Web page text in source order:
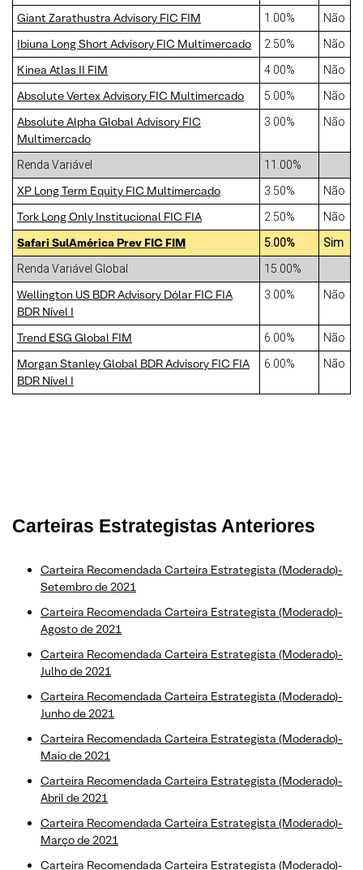
Giant Zarathustra Advisory FIC FIM 1.00% Não
Ibiuna Long Short Advisory FIC Multimercado 2.50% Não
Kinea Atlas II FIM 4.00% Não
Absolute Vertex Advisory FIC Multimercado 5.00% Não
Absolute Alpha Global Advisory FIC
Multimercado
3.00% Não
Renda Variável 11.00%
XP Long Term Equity FIC Multimercado 3.50% Não
Tork Long Only Institucional FIC FIA 2.50% Não
Safari SulAmérica Prev FIC FIM 5.00%
Sim
Renda Variável Global
15.00%
Wellington US BDR Advisory Dólar FIC FIA
BDR Nível I
3.00% Não
Trend ESG Global FIM 6.00% Não
Morgan Stanley Global BDR Advisory FIC FIA
BDR Nível I
6.00% Não
Carteiras Estrategistas Anteriores
Carteira Recomendada Carteira Estrategista (Moderado)-
Setembro de 2021
Carteira Recomendada Carteira Estrategista (Moderado)-
Agosto de 2021
Carteira Recomendada Carteira Estrategista (Moderado)-
Julho de 2021
Carteira Recomendada Carteira Estrategista (Moderado)-
Junho de 2021
Carteira Recomendada Carteira Estrategista (Moderado)-
Maio de 2021
Carteira Recomendada Carteira Estrategista (Moderado)-
Abril de 2021
Carteira Recomendada Carteira Estrategista (Moderado)-
Março de 2021
Carteira Recomendada Carteira Estrategista (Moderado)-